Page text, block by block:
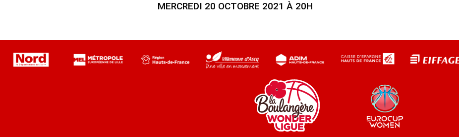
MERCREDI 20 OCTOBRE 2021 À 20H